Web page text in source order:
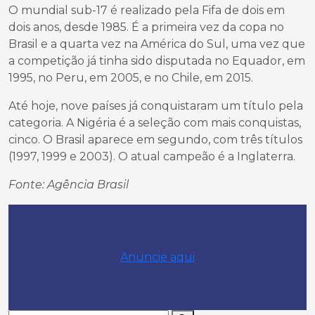
O mundial sub-17 é realizado pela Fifa de dois em
dois anos, desde 1985. É a primeira vez da copa no
Brasil e a quarta vez na América do Sul, uma vez que
a competição já tinha sido disputada no Equador, em
1995, no Peru, em 2005, e no Chile, em 2015.
Até hoje, nove países já conquistaram um título pela
categoria. A Nigéria é a seleção com mais conquistas,
cinco. O Brasil aparece em segundo, com três títulos
(1997, 1999 e 2003). O atual campeão é a Inglaterra.
Fonte: Agência Brasil
Anuncie aqui